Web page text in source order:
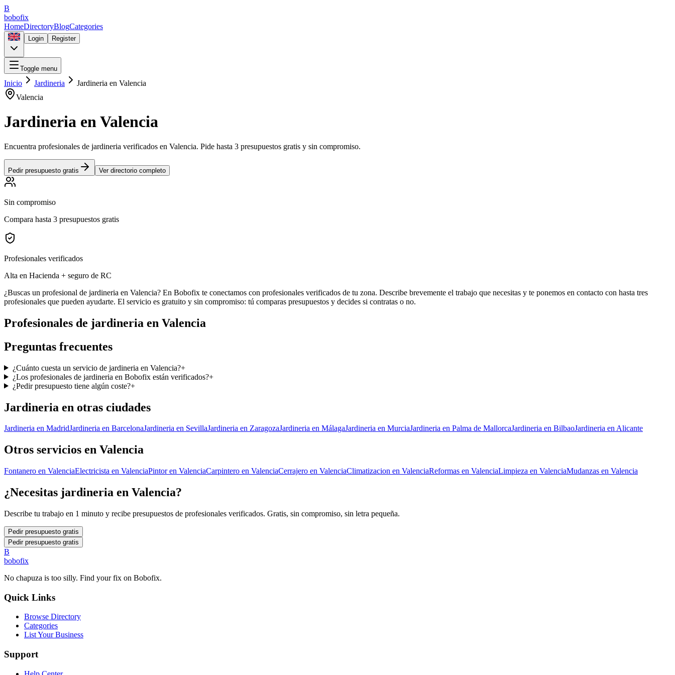
B
bobofix
HomeDirectoryBlogCategories
Login Register
Toggle menu
Inicio Jardineria Jardineria en Valencia
Valencia
Jardineria enValencia
Encuentra profesionales de jardineria verificados en Valencia. Pide hasta 3 presupuestos gratis y sin compromiso.
Pedir presupuesto gratis Ver directorio completo
Sin compromiso
Compara hasta 3 presupuestos gratis
Profesionales verificados
Alta en Hacienda + seguro de RC
¿Buscas un profesional de jardineria en Valencia? En Bobofix te conectamos con profesionales verificados de tu zona. Describe brevemente el trabajo que necesitas y te ponemos en contacto con hasta tres
profesionales que pueden ayudarte. El servicio es gratuito y sin compromiso: tú comparas presupuestos y decides si contratas o no.
Profesionales de jardineria en Valencia
Preguntas frecuentes
¿Cuánto cuesta un servicio de jardineria en Valencia?+
¿Los profesionales de jardineria en Bobofix están verificados?+
¿Pedir presupuesto tiene algún coste?+
Jardineria en otras ciudades
Jardineria en MadridJardineria en BarcelonaJardineria en SevillaJardineria en ZaragozaJardineria en MálagaJardineria en MurciaJardineria en Palma de MallorcaJardineria en BilbaoJardineria enAlicante
Otros servicios en Valencia
Fontanero en ValenciaElectricista en ValenciaPintoren ValenciaCarpintero en ValenciaCerrajero en ValenciaClimatizacion en ValenciaReformas en ValenciaLimpieza en ValenciaMudanzas en Valencia
¿Necesitas jardineria en Valencia?
Describe tu trabajo en 1 minuto y recibe presupuestos de profesionales verificados. Gratis, sin compromiso, sin letra pequeña.
Pedir presupuesto gratis
Pedir presupuesto gratis
B
bobofix
No chapuza is too silly. Find your fix on Bobofix.
Quick Links
Browse Directory
Categories
List Your Business
Support